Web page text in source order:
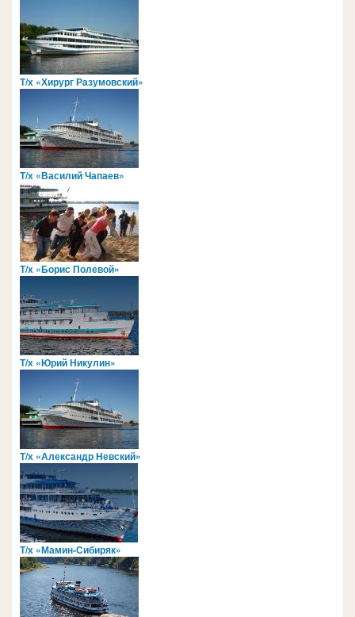
Т/х «Хирург Разумовский»
Т/х «Василий Чапаев»
Т/х «Борис Полевой»
Т/х «Юрий Никулин»
Т/х «Александр Невский»
Т/х «Мамин-Сибиряк»